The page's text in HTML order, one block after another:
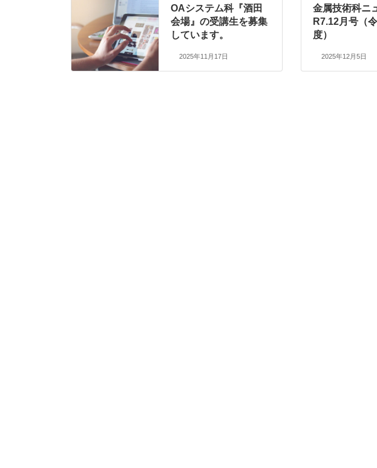
OAシステム科『酒田
会場』の受講生を募集
しています。
2025年11月17日
金属技術科ニ
R7.12月号（
度）
2025年12月5日